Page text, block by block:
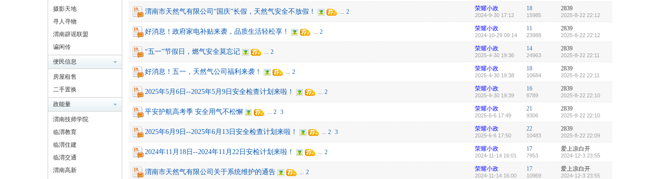
网
摄影天地
寻人寻物
渭南辟谣联盟
谝闲传
便民信息
房屋租售
二手置换
政能量
渭南技师学院
临渭教育
临渭住建
临渭交通
渭南高新
渭南市天然气有限公司“国庆”长假，天然气安全不放假！ ... 2 荣耀小政
2024-9-30 17:12
18
15985
2839
2025-8-22 22:12
好消息！政府家电补贴来袭，品质生活轻松享！ ... 2 荣耀小政
2024-10-29 09:14
11
23988
2839
2025-8-22 22:12
“五一”节假日，燃气安全莫忘记 ... 2 荣耀小政
2025-4-30 19:36
14
24963
2839
2025-8-22 22:11
好消息！五一，天然气公司福利来袭！ ... 2 荣耀小政
2025-4-30 19:38
18
10684
2839
2025-8-22 22:11
2025年5月6日--2025年5月9日安全检查计划来啦！ ... 2 荣耀小政
2025-4-30 19:39
16
8789
2839
2025-8-22 22:10
平安护航高考季 安全用气不松懈 ... 2 3 荣耀小政
2025-6-6 17:49
21
9306
2839
2025-8-22 22:10
2025年6月9日--2025年6月13日安全检查计划来啦！ ... 2 3 荣耀小政
2025-6-6 17:50
22
10483
2839
2025-8-22 22:09
2024年11月18日--2024年11月22日安检计划来啦！ ... 2 荣耀小政
2024-11-14 16:01
17
7953
爱上凉白开
2024-12-3 23:55
渭南市天然气有限公司关于系统维护的通告 ... 2 荣耀小政
2024-11-14 16:00
17
10969
爱上凉白开
2024-12-3 23:55